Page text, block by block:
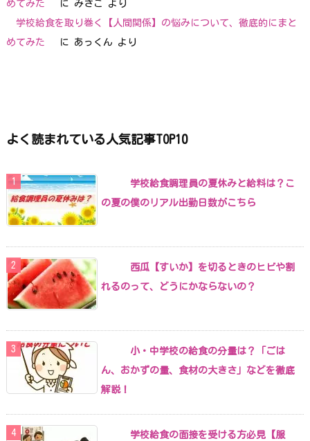
めてみた
に みさこ
より
学校給食を取り巻く【人間関係】の悩みについて、徹底的にまと
めてみた
に あっくん より
よく読まれている人気記事TOP10
学校給食調理員の夏休みと給料は？こ
の夏の僕のリアル出勤日数がこちら
西瓜【すいか】を切るときのヒビや割
れるのって、どうにかならないの？
小・中学校の給食の分量は？「ごは
ん、おかずの量、食材の大きさ」などを徹底
解説！
学校給食の面接を受ける方必見【服